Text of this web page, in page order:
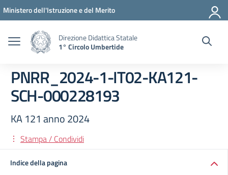
Vai ai contenuti
Vai al menu di navigazione
Vai al footer
Ministero dell'Istruzione e del Merito
Direzione Didattica Statale
1° Circolo Umbertide
PNRR_2024-1-IT02-KA121-
SCH-000228193
KA 121 anno 2024
Stampa / Condividi
Indice della pagina